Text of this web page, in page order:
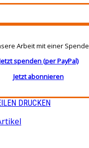
Arbeit mit einer Spende
spenden (per PayPal)
Jetzt abonnieren
DRUCKEN